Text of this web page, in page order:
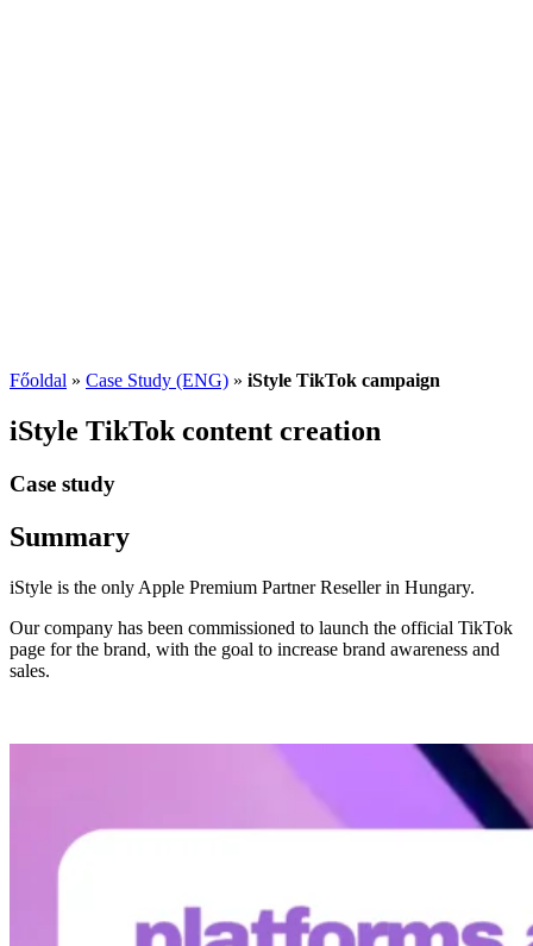
Főoldal » Case Study (ENG) » iStyle TikTok campaign
iStyle TikTok content creation
Case study
Summary
iStyle is the only Apple Premium Partner Reseller in Hungary.
Our company has been commissioned to launch the official TikTok
page for the brand, with the goal to increase brand awareness and
sales.